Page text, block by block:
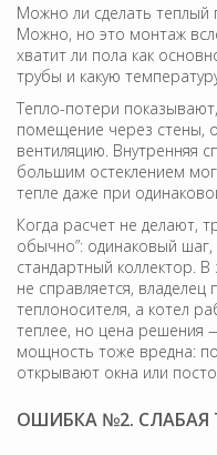
Можно ли сделать теплый
Можно, но это монтаж
хватит ли пола как
трубы и какую
Тепло-потери
помещение через стены,
вентиляцию. Внутренняя
большим остеклением
тепле даже при
Когда расчет не делают,
обычно”: одинаковый
стандартный коллектор.
не справляется,
теплоносителя, а котел
теплее, но цена решения
мощность тоже вредна:
открывают окна или
ОШИБКА №2.